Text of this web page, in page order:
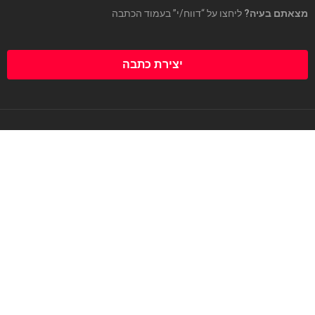
מצאתם בעיה? ליחצו על “דווח/י” בעמוד הכתבה
יצירת כתבה